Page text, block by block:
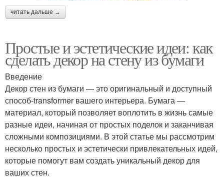
читать дальше →
Простые и эстетические идеи: как
сделать декор на стену из бумаги
Введение
Декор стен из бумаги — это оригинальный и доступный
способ-transformer вашего интерьера. Бумага —
материал, который позволяет воплотить в жизнь самые
разные идеи, начиная от простых поделок и заканчивая
сложными композициями. В этой статье мы рассмотрим
несколько простых и эстетически привлекательных идей,
которые помогут вам создать уникальный декор для
ваших стен.